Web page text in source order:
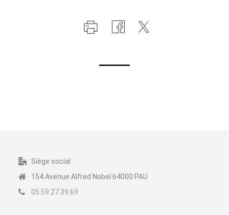
Siège social
154 Avenue Alfred Nobel 64000 PAU
05.59.27.39.69